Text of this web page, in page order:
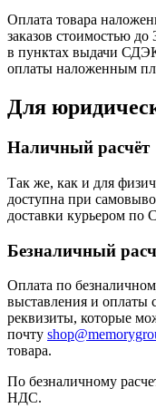
Оплата товара
заказов стоимостью
в пунктах выдачи
оплаты наложенным
Для
Наличный расчёт
Так же, как и для
доступна при
доставки курьером по
Безналичный
Оплата по
выставления и оплаты
реквизиты, которые
почту
товара.
По безналичному
НДС.